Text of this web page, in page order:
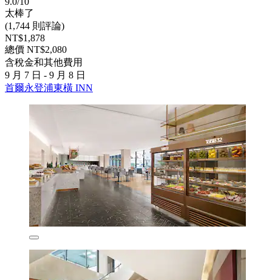
太棒了
(1,744 則評論)
NT$1,878
總價 NT$2,080
含稅金和其他費用
9 月 7 日 - 9 月 8 日
首爾永登浦東橫 INN